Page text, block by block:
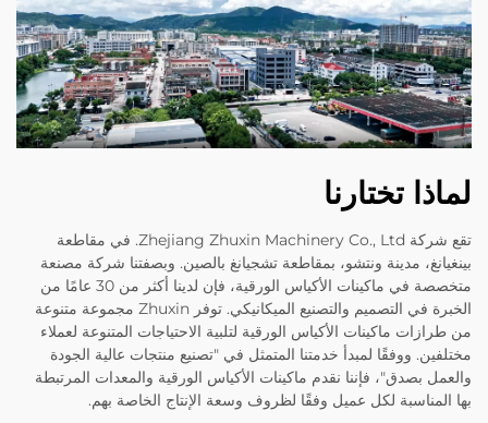
لماذا تختارنا
تقع شركة Zhejiang Zhuxin Machinery Co., Ltd. في مقاطعة
بينغيانغ، مدينة ونتشو، بمقاطعة تشجيانغ بالصين. وبصفتنا شركة مصنعة
متخصصة في ماكينات الأكياس الورقية، فإن لدينا أكثر من 30 عامًا من
الخبرة في التصميم والتصنيع الميكانيكي. توفر Zhuxin مجموعة متنوعة
من طرازات ماكينات الأكياس الورقية لتلبية الاحتياجات المتنوعة لعملاء
مختلفين. ووفقًا لمبدأ خدمتنا المتمثل في "تصنيع منتجات عالية الجودة
والعمل بصدق"، فإننا نقدم ماكينات الأكياس الورقية والمعدات المرتبطة
بها المناسبة لكل عميل وفقًا لظروف وسعة الإنتاج الخاصة بهم.